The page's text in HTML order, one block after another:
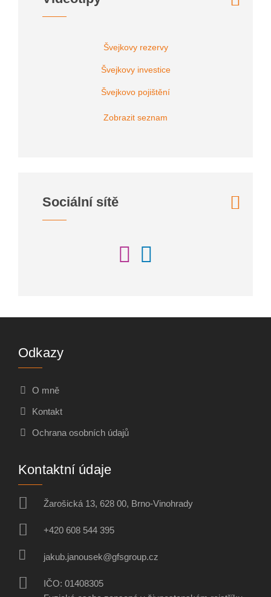
Švejkovy rezervy
Švejkovy investice
Švejkovo pojištění
Zobrazit seznam
Sociální sítě
Odkazy
O mně
Kontakt
Ochrana osobních údajů
Kontaktní údaje
Žarošická 13, 628 00, Brno-Vinohrady
+420 608 544 395
jakub.janousek@gfsgroup.cz
IČO: 01408305